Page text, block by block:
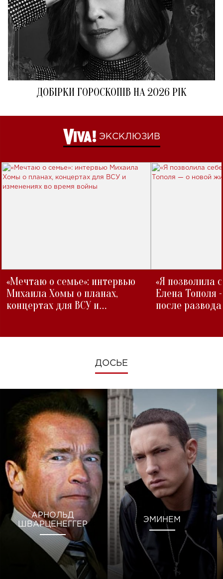
ДОБІРКИ ГОРОСКОПІВ НА 2026 РІК
ЭКСКЛЮЗИВ
«Мечтаю о семье»: интервью
Михаила Хомы о планах,
концертах для ВСУ и
«Я позволила
Елена Тополя
после развода
ДОСЬЕ
АРНОЛЬД
ШВАРЦЕНЕГГЕР
ЭМИНЕМ